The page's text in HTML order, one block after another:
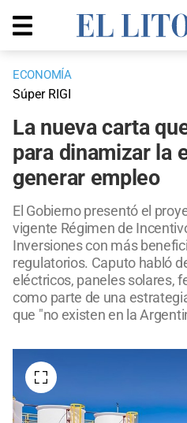
ECONOMÍA
Súper RIGI
La nueva carta
para dinamizar la
generar empleo
El Gobierno presentó el
vigente Régimen de
Inversiones con más
regulatorios. Caputo habló
eléctricos, paneles solares,
como parte de una
que "no existen en la